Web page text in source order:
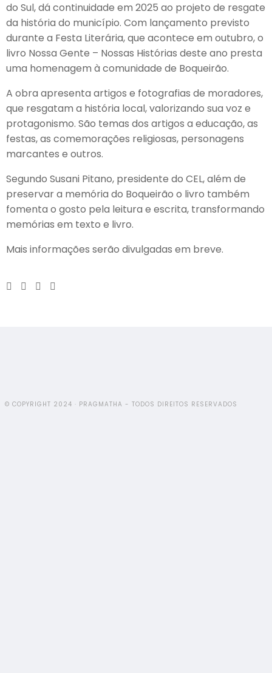
do Sul, dá continuidade em 2025 ao projeto de resgate
da história do município. Com lançamento previsto
durante a Festa Literária, que acontece em outubro, o
livro Nossa Gente – Nossas Histórias deste ano presta
uma homenagem à comunidade de Boqueirão.
A obra apresenta artigos e fotografias de moradores,
que resgatam a história local, valorizando sua voz e
protagonismo. São temas dos artigos a educação, as
festas, as comemorações religiosas, personagens
marcantes e outros.
Segundo Susani Pitano, presidente do CEL, além de
preservar a memória do Boqueirão o livro também
fomenta o gosto pela leitura e escrita, transformando
memórias em texto e livro.
Mais informações serão divulgadas em breve.
© COPYRIGHT 2024 · PRAGMATHA - TODOS DIREITOS RESERVADOS